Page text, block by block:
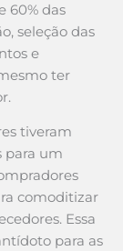
60% das
seleção das
e
ter
tiveram
para um
comoditizar
Essa
para as